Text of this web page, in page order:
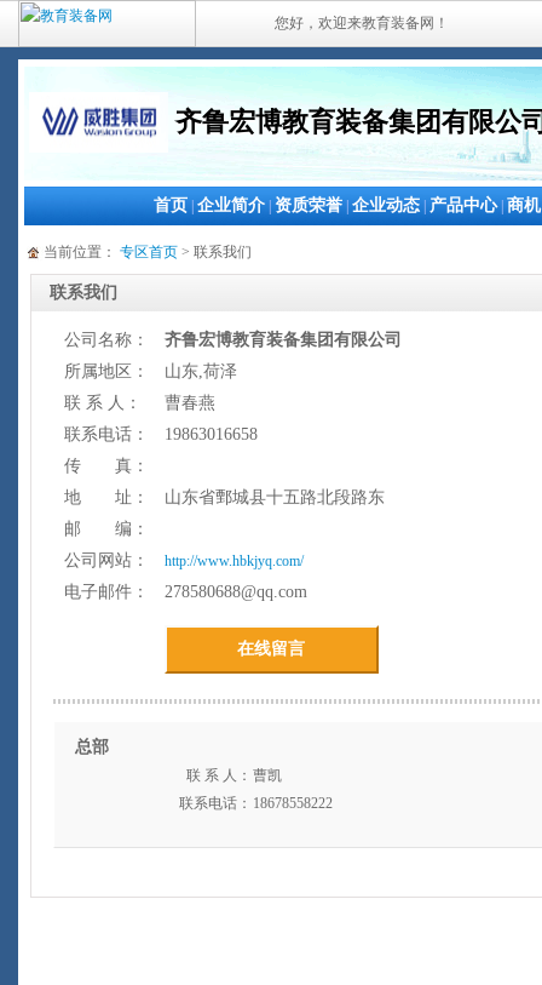
您好，欢迎来教育装备网！
齐鲁宏博教育装备集团有限公
首页 企业简介 资质荣誉 企业动态 产品中心| 商机
当前位置： 专区首页 > 联系我们
联系我们
公司名称：
齐鲁宏博教育装备集团有限公司
所属地区：
山东,荷泽
联 系 人：
曹春燕
联系电话：
19863016658
传 真：
地 址：
山东省鄄城县十五路北段路东
邮 编：
公司网站：
http://www.hbkjyq.com/
电子邮件： 278580688@qq.com
在线留言
总部
联 系 人： 曹凯
联系电话： 18678558222